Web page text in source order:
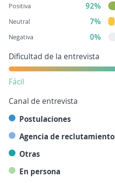
Positiva 92%
Neutral 7%
Negativa
0%
Dificultad de la entrevista
Fácil
Canal de entrevista
Postulaciones
Agencia de reclutamiento
Otras
En persona